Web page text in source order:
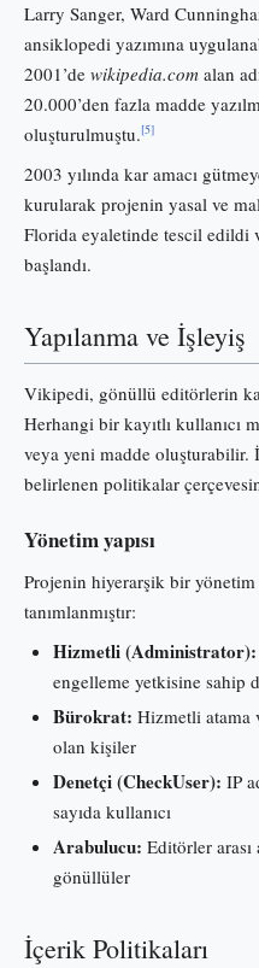
Larry Sanger, Ward
ansiklopedi yazımına
2001’de wikipedia.com alan
20.000’den fazla madde
oluşturulmuştu.[5]
2003 yılında kar amacı
kurularak projenin yasal ve
Florida eyaletinde tescil edildi
başlandı.
Yapılanma ve İşleyiş
Vikipedi, gönüllü editörlerin
Herhangi bir kayıtlı kullanıcı
veya yeni madde oluşturabilir.
belirlenen politikalar
Yönetim yapısı
Projenin hiyerarşik bir
tanımlanmıştır:
Hizmetli (Administrator):
engelleme yetkisine sahip
Bürokrat: Hizmetli atama
olan kişiler
Denetçi (CheckUser): IP
sayıda kullanıcı
Arabulucu: Editörler arası
gönüllüler
İçerik Politikaları